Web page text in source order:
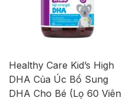
Healthy Care Kid’s High
DHA Của Úc Bổ Sung
DHA Cho Bé (Lọ 60 Viên